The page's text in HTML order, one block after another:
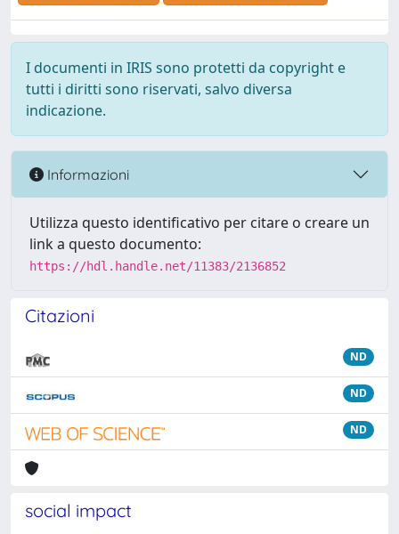
I documenti in IRIS sono protetti da copyright e
tutti i diritti sono riservati, salvo diversa
indicazione.
Informazioni
Utilizza questo identificativo per citare o creare un
link a questo documento:
https://hdl.handle.net/11383/2136852
Citazioni
ND
ND
ND
social impact